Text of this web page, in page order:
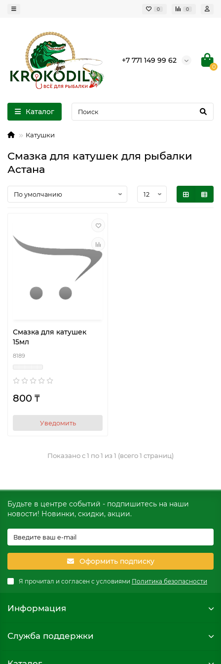
0 0
+7 771 149 99 62
0
Каталог
Катушки
Смазка для катушек для рыбалки
Астана
Смазка для катушек
15мл
8189
800 ₸
Уведомить
Показано с 1 по 1 из 1 (всего 1 страниц)
Будьте в центре событий - подпишитесь на наши
новости! Новинки, скидки, акции.
Оформить подписку
Я прочитал и согласен с условиями Политика безопасности
Информация
Служба поддержки